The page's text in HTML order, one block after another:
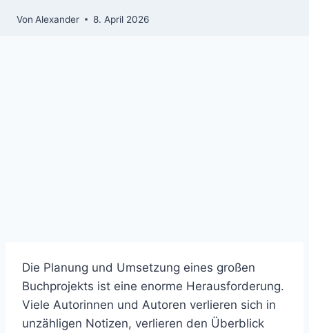
Von Alexander 8. April 2026
Die Planung und Umsetzung eines großen
Buchprojekts ist eine enorme Herausforderung.
Viele Autorinnen und Autoren verlieren sich in
unzähligen Notizen, verlieren den Überblick